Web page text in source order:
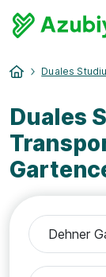
Duales
Duales